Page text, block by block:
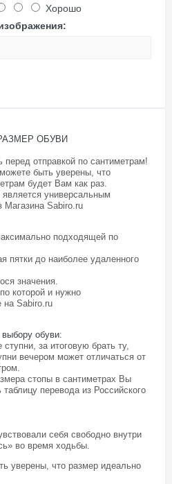
Хорошо
ОБУВИ
отправкой по сантиметрам!
быть уверены, что
будет Вам как раз.
универсальным
Магазина Sabiro.ru
подходящей по
пятки до наиболее удаленного
значения.
которой и нужно
на Sabiro.ru
обуви:
за итоговую брать ту,
вечером может отличаться от
стопы в сантиметрах Вы
перевода из Российского
себя свободно внутри
во время ходьбы.
уверены, что размер идеально